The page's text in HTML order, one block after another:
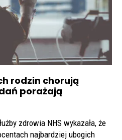
rodzin chorują
porażają
zdrowia NHS wykazała, że
najbardziej ubogich